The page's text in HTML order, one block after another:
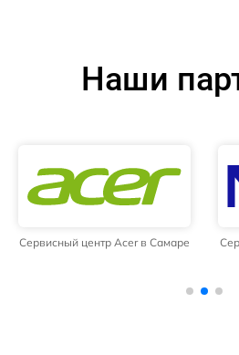
Наши
Сервисный центр Acer в Самаре